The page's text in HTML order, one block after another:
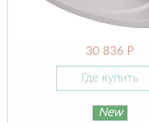
30 836 Р
Где купить
New